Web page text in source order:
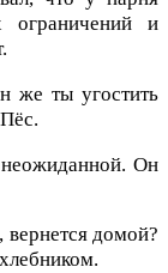
ограничений и
же ты угостить
Он
вернется домой?